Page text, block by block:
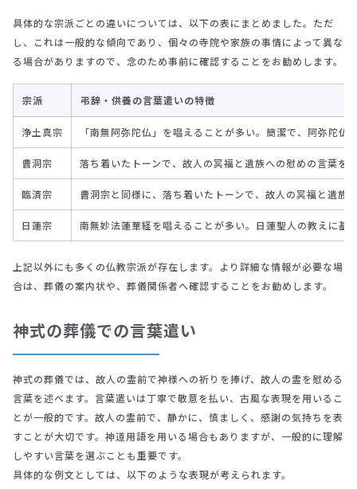
具体的な宗派ごとの違いについては、以下の表にまとめました。ただ
し、これは一般的な傾向であり、個々の寺院や家族の事情によって異な
る場合がありますので、念のため事前に確認することをお勧めします。
宗派 弔辞・供養の言葉遣いの特徴
浄土真宗 「南無阿弥陀仏」を唱えることが多い。簡潔で、阿弥陀
曹洞宗 落ち着いたトーンで、故人の冥福と遺族への慰めの言葉を
臨済宗 曹洞宗と同様に、落ち着いたトーンで、故人の冥福と遺
日蓮宗 南無妙法蓮華経を唱えることが多い。日蓮聖人の教えに基
上記以外にも多くの仏教宗派が存在します。より詳細な情報が必要な場
合は、葬儀の案内状や、葬儀関係者へ確認することをお勧めします。
神式の葬儀での言葉遣い
神式の葬儀では、故人の霊前で神様への祈りを捧げ、故人の霊を慰める
言葉を述べます。言葉遣いは丁寧で敬意を払い、古風な表現を用いるこ
とが一般的です。故人の霊前で、静かに、慎ましく、感謝の気持ちを表
すことが大切です。神道用語を用いる場合もありますが、一般的に理解
しやすい言葉を選ぶことも重要です。
具体的な例文としては、以下のような表現が考えられます。